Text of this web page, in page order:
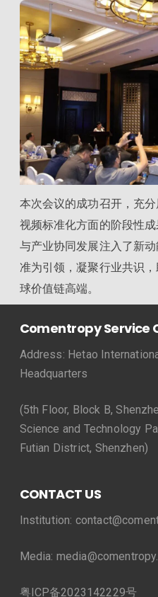
本次会议的成功召开，充
视频标准化方面的阶段性
与产业协同发展注入了新
准为引领，凝聚行业共识
球价值链高端。
Comentropy Service
Address: Hetao
Headquarters
(5th Floor, Block B,
Science and Technology
Futian District, Shenzhen)
CONTACT US
Institution:
Media:
粤ICP备2023142229号